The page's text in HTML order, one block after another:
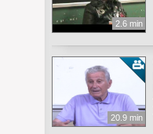
2.6 min
20.9 min